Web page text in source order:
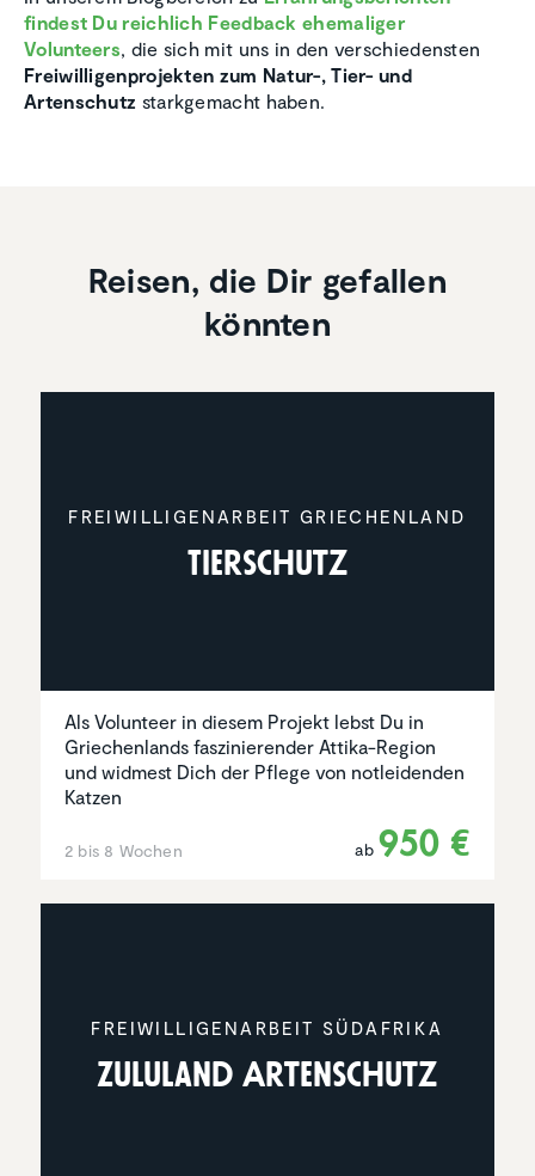
findest Du reichlich Feedback ehemaliger
Volunteers, die sich mit uns in den verschiedensten
Freiwilligenprojekten zum Natur-, Tier- und
Artenschutz starkgemacht haben.
Reisen, die Dir gefallen
könnten
FREIWIL­LI­GEN­AR­BEIT GRIECHEN­LAND
Tierschutz
Als Volunteer in diesem Projekt lebst Du in
Griechenlands faszinierender Attika-Region
und widmest Dich der Pflege von notleidenden
Katzen
2 bis 8 Wochen ab 950 €
FREIWIL­LI­GEN­AR­BEIT SÜDAFRIKA
Zululand Arten­schutz